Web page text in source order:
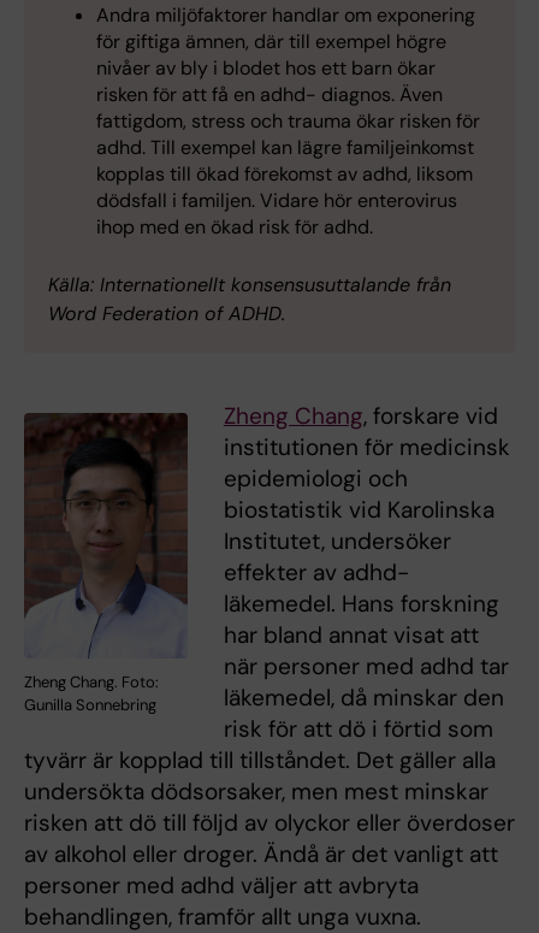
Andra miljöfaktorer handlar om exponering
för giftiga ämnen, där till exempel högre
nivåer av bly i blodet hos ett barn ökar
risken för att få en adhd- diagnos. Även
fattigdom, stress och trauma ökar risken för
adhd. Till exempel kan lägre familjeinkomst
kopplas till ökad förekomst av adhd, liksom
dödsfall i familjen. Vidare hör enterovirus
ihop med en ökad risk för adhd.
Källa: Internationellt konsensusuttalande från
Word Federation of ADHD.
Zheng Chang. Foto:
Gunilla Sonnebring
Zheng Chang, forskare vid
institutionen för medicinsk
epidemiologi och
biostatistik vid Karolinska
Institutet, undersöker
effekter av adhd-
läkemedel. Hans forskning
har bland annat visat att
när personer med adhd tar
läkemedel, då minskar den
risk för att dö i förtid som
tyvärr är kopplad till tillståndet. Det gäller alla
undersökta dödsorsaker, men mest minskar
risken att dö till följd av olyckor eller överdoser
av alkohol eller droger. Ändå är det vanligt att
personer med adhd väljer att avbryta
behandlingen, framför allt unga vuxna.